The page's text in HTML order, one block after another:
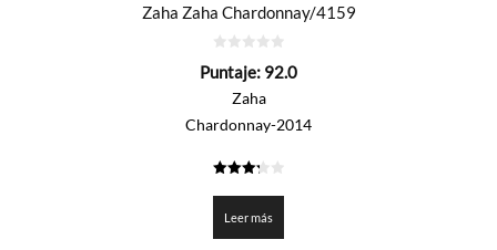
Zaha Zaha Chardonnay/4159
de
Puntaje: 92.0
Zaha
Chardonnay-2014
de 5
Leer más